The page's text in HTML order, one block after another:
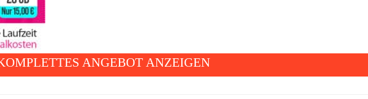
ANGEBOT ANZEIGEN